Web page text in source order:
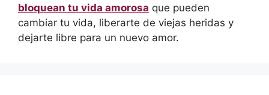
bloquean tu vida amorosa que pueden
cambiar tu vida, liberarte de viejas heridas y
dejarte libre para un nuevo amor.